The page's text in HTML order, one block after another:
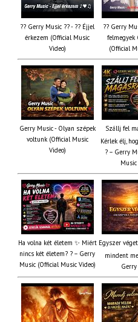
?? Gerry Music ?? - ?? Éjjel
érkezem (Official Music
Video)
?? Gerry
felmegyek
(Official
Gerry Music - Olyan szépek
voltunk (Official Music
Video)
Szállj fel
Kérlek élj,
? – Gerry
Music
Ha volna két életem ✨ Miért
nincs két életem? ? – Gerry
Music (Official Music Video)
Egyszer
mindent